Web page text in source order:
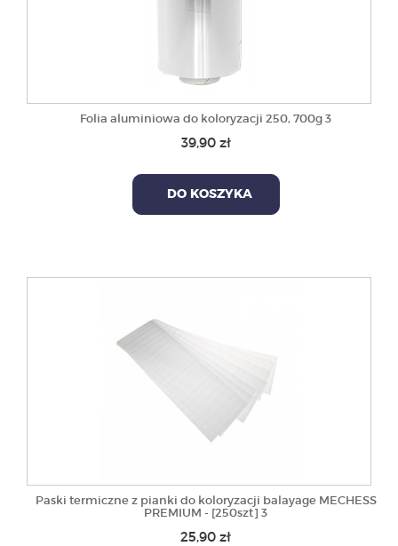
Folia aluminiowa do koloryzacji 250, 700g 3
39,90 zł
DO KOSZYKA
Paski termiczne z pianki do koloryzacji balayage MECHESS
PREMIUM - [250szt] 3
25,90 zł